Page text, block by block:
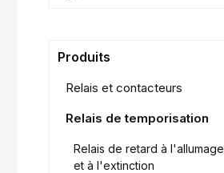
Produits
Relais et contacteurs
Relais de temporisation
Relais de retard à l'allumage
et à l'extinction